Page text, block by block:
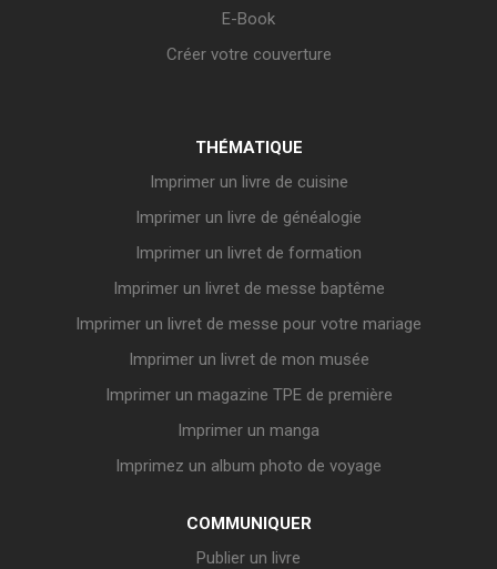
E-Book
Créer votre couverture
THÉMATIQUE
Imprimer un livre de cuisine
Imprimer un livre de généalogie
Imprimer un livret de formation
Imprimer un livret de messe baptême
Imprimer un livret de messe pour votre mariage
Imprimer un livret de mon musée
Imprimer un magazine TPE de première
Imprimer un manga
Imprimez un album photo de voyage
COMMUNIQUER
Publier un livre